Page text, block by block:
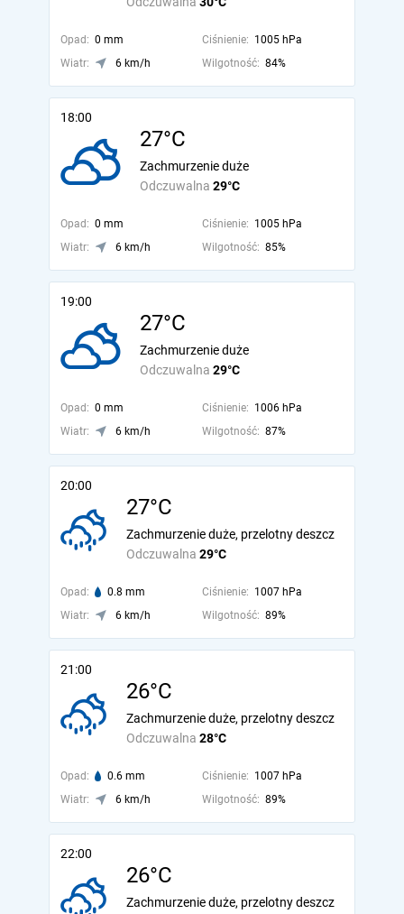
Opad: 0 mm Ciśnienie: 1005 hPa
Wiatr:
6 km/h Wilgotność: 84%
18:00
27°C
Odczuwalna 29°C
Zachmurzenie duże
Opad: 0 mm Ciśnienie: 1005 hPa
Wiatr:
6 km/h Wilgotność: 85%
19:00
27°C
Odczuwalna 29°C
Zachmurzenie duże
Opad: 0 mm Ciśnienie: 1006 hPa
Wiatr:
6 km/h Wilgotność: 87%
20:00
27°C
Odczuwalna 29°C
Zachmurzenie duże, przelotny deszcz
Opad: 0.8 mm Ciśnienie: 1007 hPa
Wiatr:
6 km/h Wilgotność: 89%
21:00
26°C
Odczuwalna 28°C
Zachmurzenie duże, przelotny deszcz
Opad: 0.6 mm Ciśnienie: 1007 hPa
Wiatr:
6 km/h Wilgotność: 89%
22:00
26°C
Zachmurzenie duże, przelotny deszcz